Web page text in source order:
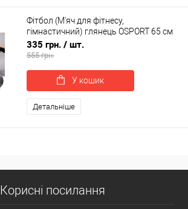
Фітбол (М'яч для фітнесу,
гімнастичний) глянець OSPORT 65 см
(OF-0018)
335 грн. / шт.
555 грн.
У кошик
Детальніше
Корисні посилання